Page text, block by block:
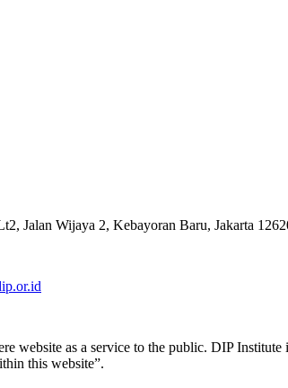
Jalan Wijaya 2, Kebayoran Baru, Jakarta
website as a service to the public. DIP
this website”.